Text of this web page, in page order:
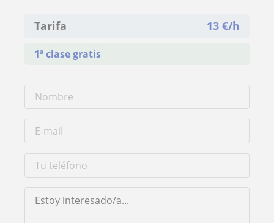
Tarifa 13 €/h
1ª clase gratis